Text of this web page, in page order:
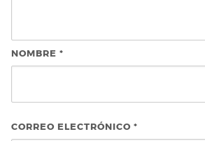
NOMBRE *
CORREO ELECTRÓNICO *